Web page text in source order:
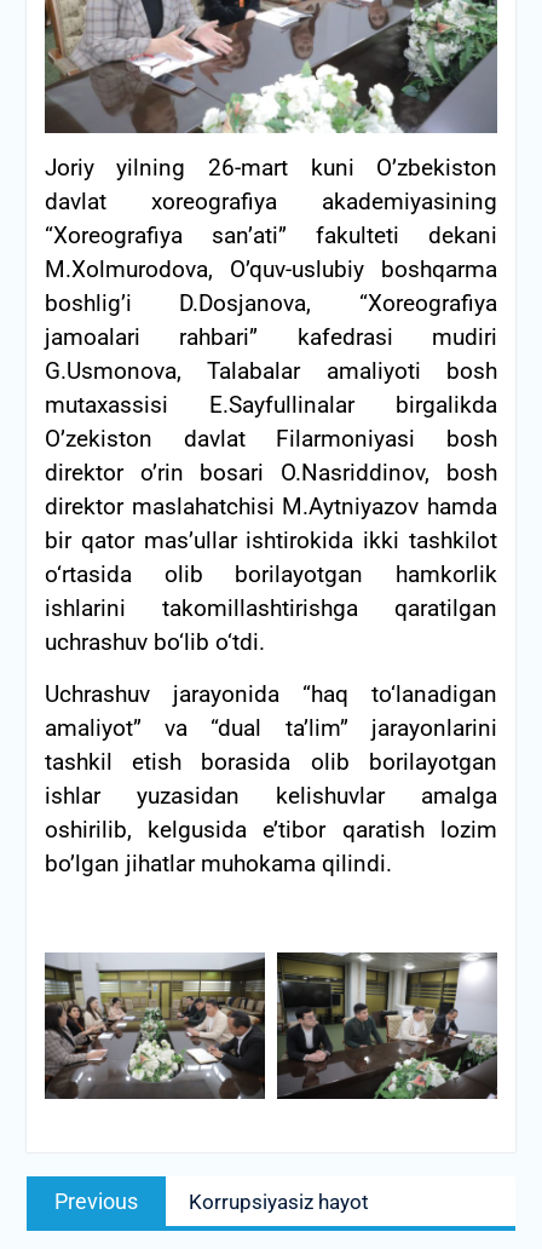
Joriy yilning 26-mart kuni O’zbekiston
davlat xoreografiya akademiyasining
“Xoreografiya san’ati” fakulteti dekani
M.Xolmurodova, O’quv-uslubiy boshqarma
boshlig’i D.Dosjanova, “Xoreografiya
jamoalari rahbari” kafedrasi mudiri
G.Usmonova, Talabalar amaliyoti bosh
mutaxassisi E.Sayfullinalar birgalikda
O’zekiston davlat Filarmoniyasi bosh
direktor o’rin bosari O.Nasriddinov, bosh
direktor maslahatchisi M.Aytniyazov hamda
bir qator mas’ullar ishtirokida ikki tashkilot
o‘rtasida olib borilayotgan hamkorlik
ishlarini takomillashtirishga qaratilgan
uchrashuv bo‘lib o‘tdi.
Uchrashuv jarayonida “haq to‘lanadigan
amaliyot” va “dual ta’lim” jarayonlarini
tashkil etish borasida olib borilayotgan
ishlar yuzasidan kelishuvlar amalga
oshirilib, kelgusida e’tibor qaratish lozim
bo’lgan jihatlar muhokama qilindi.
Post
menyusi
Previous
post:
Korrupsiyasiz hayot